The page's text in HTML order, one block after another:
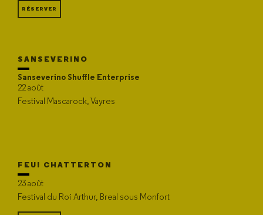
RÉSERVER
SANSEVERINO
Sanseverino Shuffle Enterprise
22 août
Festival Mascarock, Vayres
FEU! CHATTERTON
23 août
Festival du Roi Arthur, Breal sous Monfort